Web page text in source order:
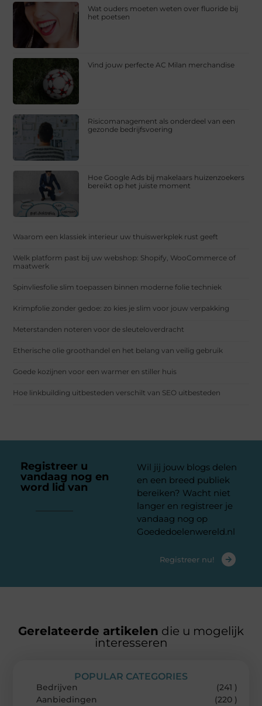
Wat ouders moeten weten over fluoride bij
het poetsen
Vind jouw perfecte AC Milan merchandise
Risicomanagement als onderdeel van een
gezonde bedrijfsvoering
Hoe Google Ads bij makelaars huizenzoekers
bereikt op het juiste moment
Waarom een klassiek interieur uw thuiswerkplek rust geeft
Welk platform past bij uw webshop: Shopify, WooCommerce of
maatwerk
Spinvliesfolie slim toepassen binnen moderne folie techniek
Krimpfolie zonder gedoe: zo kies je slim voor jouw verpakking
Meterstanden noteren voor de sleuteloverdracht
Etherische olie groothandel en het belang van veilig gebruik
Goede kozijnen voor een warmer en stiller huis
Hoe linkbuilding uitbesteden verschilt van SEO uitbesteden
Registreer u
vandaag nog en
word lid van
Wil jij jouw blogs delen
en een breed publiek
bereiken? Wacht niet
langer en registreer je
vandaag nog op
Goededoelenwereld.nl
Registreer nu!
Gerelateerde artikelen die u mogelijk
interesseren
POPULAR CATEGORIES
Bedrijven
(241 )
Aanbiedingen
(220 )